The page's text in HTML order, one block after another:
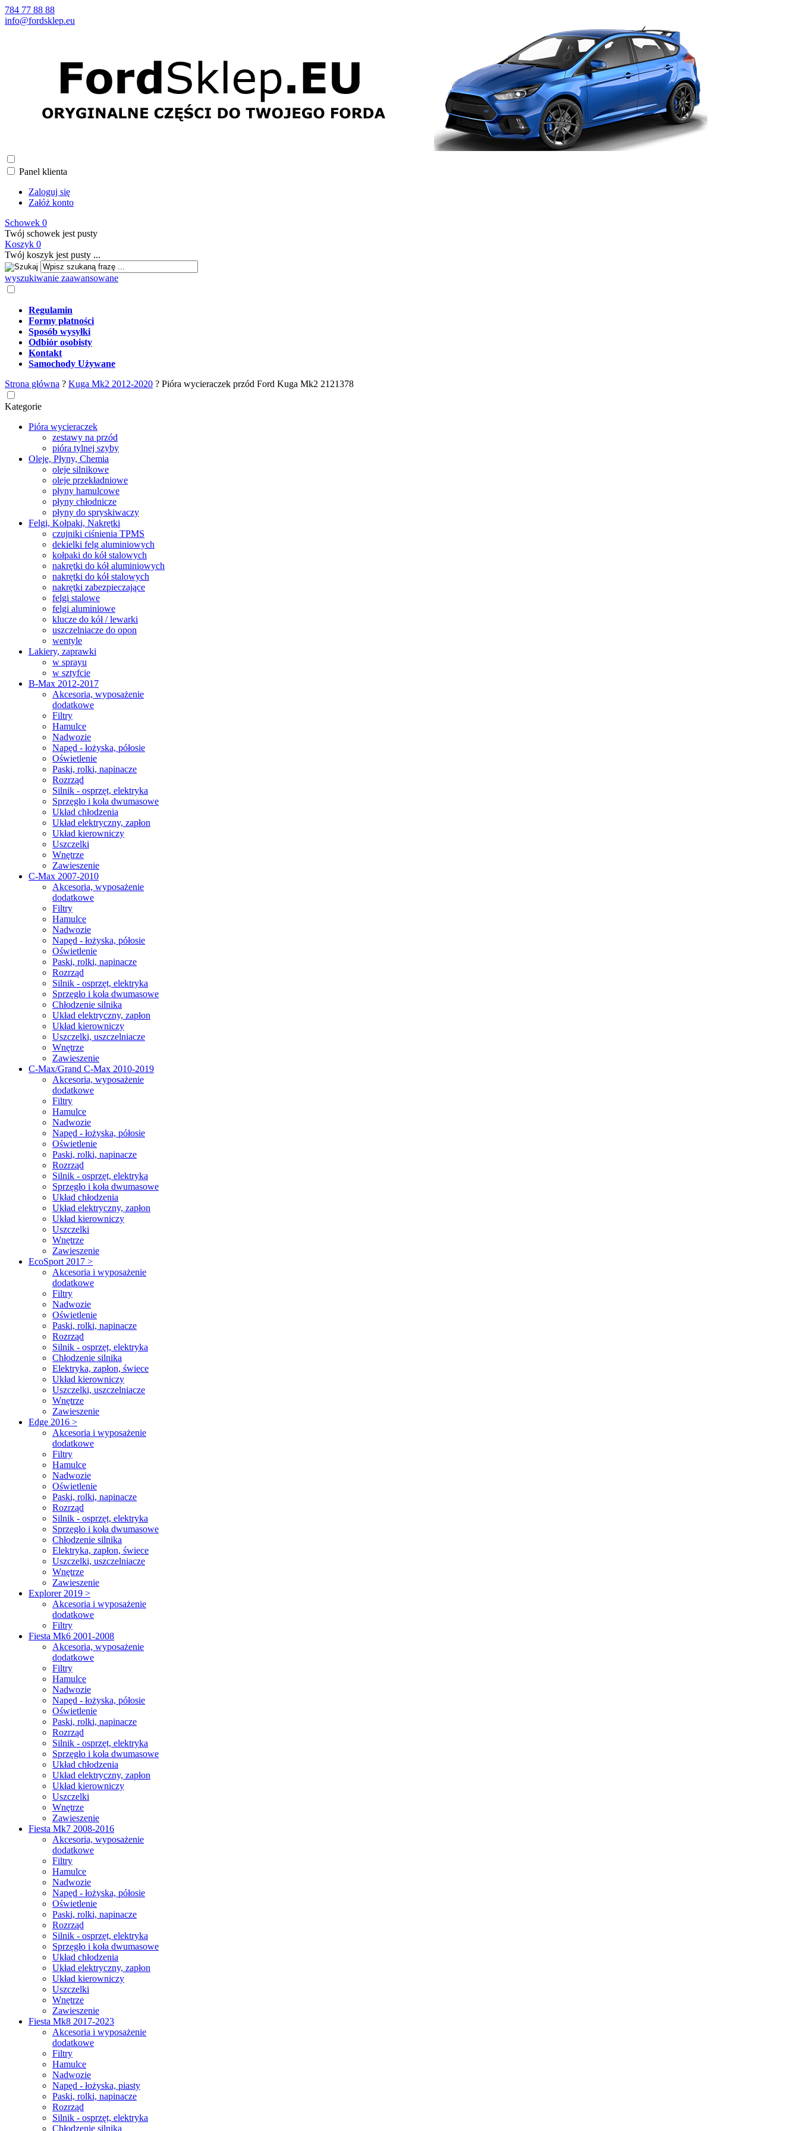
784 77 88 88
info@fordsklep.eu
Panel klienta
Zaloguj się
Załóż konto
Schowek 0
Twój schowek jest pusty
Koszyk 0
Twój koszyk jest pusty ...
wyszukiwanie zaawansowane
Regulamin
Formy płatności
Sposób wysyłki
Odbiór osobisty
Kontakt
Samochody Używane
Strona główna ? Kuga Mk2 2012-2020 ? Pióra wycieraczek przód Ford Kuga Mk2 2121378
Kategorie
Pióra wycieraczek
zestawy na przód
pióra tylnej szyby
Oleje, Płyny, Chemia
oleje silnikowe
oleje przekładniowe
płyny hamulcowe
płyny chłodnicze
płyny do spryskiwaczy
Felgi, Kołpaki, Nakrętki
czujniki ciśnienia TPMS
dekielki felg aluminiowych
kołpaki do kół stalowych
nakrętki do kół aluminiowych
nakrętki do kół stalowych
nakrętki zabezpieczające
felgi stalowe
felgi aluminiowe
klucze do kół / lewarki
uszczelniacze do opon
wentyle
Lakiery, zaprawki
w sprayu
w sztyfcie
B-Max 2012-2017
Akcesoria, wyposażenie
dodatkowe
Filtry
Hamulce
Nadwozie
Napęd - łożyska, półosie
Oświetlenie
Paski, rolki, napinacze
Rozrząd
Silnik - osprzęt, elektryka
Sprzęgło i koła dwumasowe
Układ chłodzenia
Układ elektryczny, zapłon
Układ kierowniczy
Uszczelki
Wnętrze
Zawieszenie
C-Max 2007-2010
Akcesoria, wyposażenie
dodatkowe
Filtry
Hamulce
Nadwozie
Napęd - łożyska, półosie
Oświetlenie
Paski, rolki, napinacze
Rozrząd
Silnik - osprzęt, elektryka
Sprzęgło i koła dwumasowe
Chłodzenie silnika
Układ elektryczny, zapłon
Układ kierowniczy
Uszczelki, uszczelniacze
Wnętrze
Zawieszenie
C-Max/Grand C-Max 2010-2019
Akcesoria, wyposażenie
dodatkowe
Filtry
Hamulce
Nadwozie
Napęd - łożyska, półosie
Oświetlenie
Paski, rolki, napinacze
Rozrząd
Silnik - osprzęt, elektryka
Sprzęgło i koła dwumasowe
Układ chłodzenia
Układ elektryczny, zapłon
Układ kierowniczy
Uszczelki
Wnętrze
Zawieszenie
EcoSport 2017 >
Akcesoria i wyposażenie
dodatkowe
Filtry
Nadwozie
Oświetlenie
Paski, rolki, napinacze
Rozrząd
Silnik - osprzęt, elektryka
Chłodzenie silnika
Elektryka, zapłon, świece
Układ kierowniczy
Uszczelki, uszczelniacze
Wnętrze
Zawieszenie
Edge 2016 >
Akcesoria i wyposażenie
dodatkowe
Filtry
Hamulce
Nadwozie
Oświetlenie
Paski, rolki, napinacze
Rozrząd
Silnik - osprzęt, elektryka
Sprzęgło i koła dwumasowe
Chłodzenie silnika
Elektryka, zapłon, świece
Uszczelki, uszczelniacze
Wnętrze
Zawieszenie
Explorer 2019 >
Akcesoria i wyposażenie
dodatkowe
Filtry
Fiesta Mk6 2001-2008
Akcesoria, wyposażenie
dodatkowe
Filtry
Hamulce
Nadwozie
Napęd - łożyska, półosie
Oświetlenie
Paski, rolki, napinacze
Rozrząd
Silnik - osprzęt, elektryka
Sprzęgło i koła dwumasowe
Układ chłodzenia
Układ elektryczny, zapłon
Układ kierowniczy
Uszczelki
Wnętrze
Zawieszenie
Fiesta Mk7 2008-2016
Akcesoria, wyposażenie
dodatkowe
Filtry
Hamulce
Nadwozie
Napęd - łożyska, półosie
Oświetlenie
Paski, rolki, napinacze
Rozrząd
Silnik - osprzęt, elektryka
Sprzęgło i koła dwumasowe
Układ chłodzenia
Układ elektryczny, zapłon
Układ kierowniczy
Uszczelki
Wnętrze
Zawieszenie
Fiesta Mk8 2017-2023
Akcesoria i wyposażenie
dodatkowe
Filtry
Hamulce
Nadwozie
Napęd - łożyska, piasty
Paski, rolki, napinacze
Rozrząd
Silnik - osprzęt, elektryka
Chłodzenie silnika